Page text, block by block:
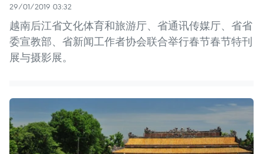
29/01/2019 03:32
越南后江省文化体育和旅游厅、省通讯传媒厅、省省
委宣教部、省新闻工作者协会联合举行春节春节特刊
展与摄影展。